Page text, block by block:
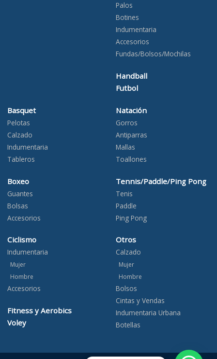
Palos
Botines
Indumentaria
Accesorios
Fundas/Bolsos/Mochilas
Handball
Futbol
Basquet
Pelotas
Calzado
Indumentaria
Tableros
Boxeo
Guantes
Bolsas
Accesorios
Ciclismo
Indumentaria
Mujer
Hombre
Accesorios
Fitness y Aerobics
Voley
Natación
Gorros
Antiparras
Mallas
Toallones
Tennis/Paddle/Ping Pong
Tenis
Paddle
Ping Pong
Otros
Calzado
Mujer
Hombre
Bolsos
Cintas y Vendas
Indumentaria Urbana
Botellas